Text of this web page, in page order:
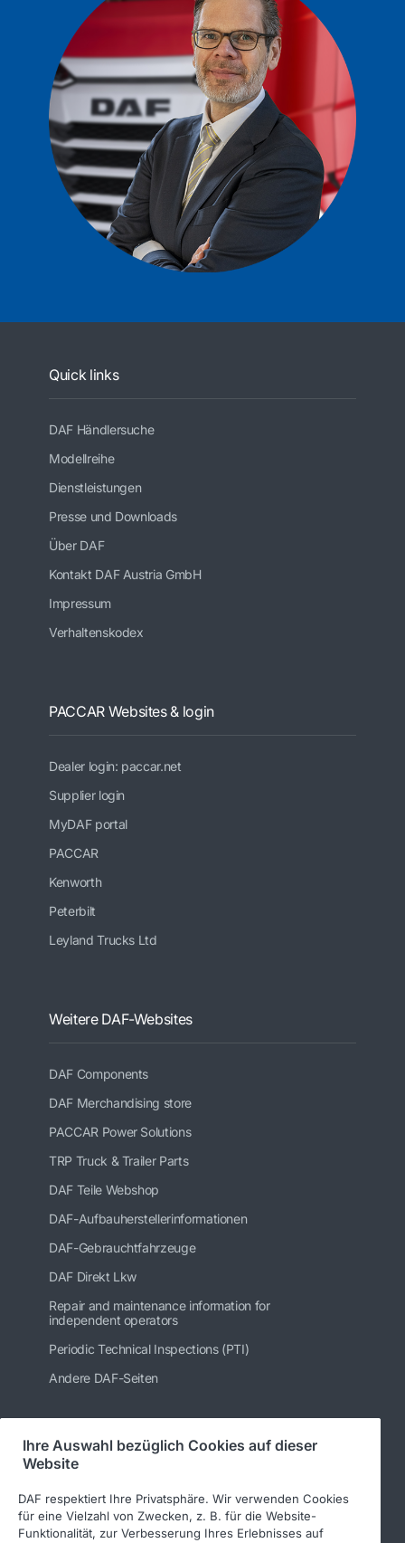
Quick links
DAF Händlersuche
Modellreihe
Dienstleistungen
Presse und Downloads
Über DAF
Kontakt DAF Austria GmbH
Impressum
Verhaltenskodex
PACCAR Websites & login
Dealer login: paccar.net
Supplier login
MyDAF portal
PACCAR
Kenworth
Peterbilt
Leyland Trucks Ltd
Weitere DAF-Websites
DAF Components
DAF Merchandising store
PACCAR Power Solutions
TRP Truck & Trailer Parts
DAF Teile Webshop
DAF-Aufbauherstellerinformationen
DAF-Gebrauchtfahrzeuge
DAF Direkt Lkw
Repair and maintenance information for
independent operators
Periodic Technical Inspections (PTI)
Andere DAF-Seiten
Folgen Sie uns
Ihre Auswahl bezüglich Cookies auf dieser
Website
DAF respektiert Ihre Privatsphäre. Wir verwenden Cookies
für eine Vielzahl von Zwecken, z. B. für die Website-
Funktionalität, zur Verbesserung Ihres Erlebnisses auf